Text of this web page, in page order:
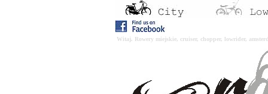
Witaj. Rowery miejskie, cruiser, chopper, lowrider,